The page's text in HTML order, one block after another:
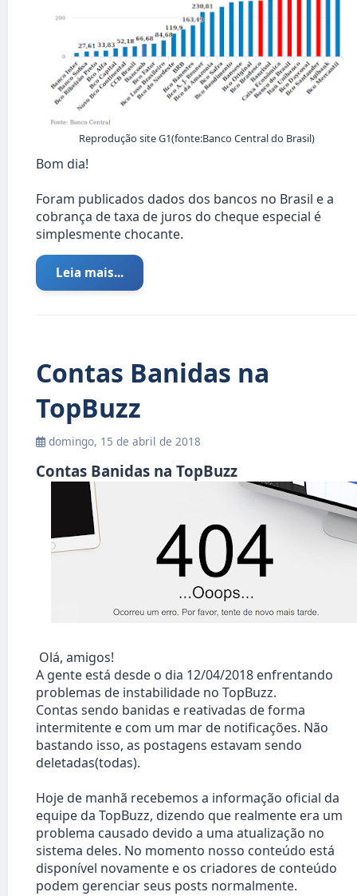
Reprodução site G1(fonte:Banco Central do Brasil)
Bom dia!
Foram publicados dados dos bancos no Brasil e a
cobrança de taxa de juros do cheque especial é
simplesmente chocante.
Leia mais...
Contas Banidas na
TopBuzz
domingo, 15 de abril de 2018
Contas Banidas na TopBuzz
Olá, amigos!
A gente está desde o dia 12/04/2018 enfrentando
problemas de instabilidade no TopBuzz.
Contas sendo banidas e reativadas de forma
intermitente e com um mar de notificações. Não
bastando isso, as postagens estavam sendo
deletadas(todas).
Hoje de manhã recebemos a informação oficial da
equipe da TopBuzz, dizendo que realmente era um
problema causado devido a uma atualização no
sistema deles. No momento nosso conteúdo está
disponível novamente e os criadores de conteúdo
podem gerenciar seus posts normalmente.